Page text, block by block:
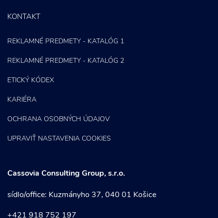
KONTAKT
REKLAMNÉ PREDMETY - KATALÓG 1
REKLAMNÉ PREDMETY - KATALÓG 2
ETICKÝ KÓDEX
KARIÉRA
OCHRANA OSOBNÝCH ÚDAJOV
UPRAVIŤ NASTAVENIA COOKIES
Cassovia Consulting Group, s.r.o.
sídlo/office: Kuzmányho 37, 040 01 Košice
+421 918 752 197